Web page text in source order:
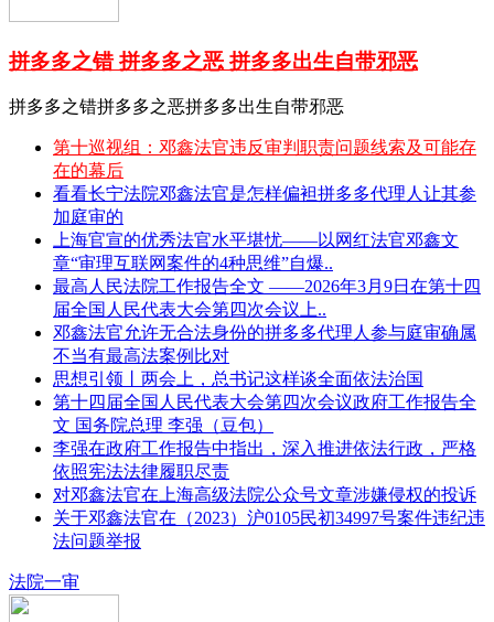
拼多多之错 拼多多之恶 拼多多出生自带邪恶
拼多多之错拼多多之恶拼多多出生自带邪恶
第十巡视组：邓鑫法官违反审判职责问题线索及可能存
在的幕后
看看长宁法院邓鑫法官是怎样偏袒拼多多代理人让其参
加庭审的
上海官宣的优秀法官水平堪忧——以网红法官邓鑫文
章“审理互联网案件的4种思维”自爆..
最高人民法院工作报告全文 ——2026年3月9日在第十四
届全国人民代表大会第四次会议上..
邓鑫法官允许无合法身份的拼多多代理人参与庭审确属
不当有最高法案例比对
思想引领丨两会上，总书记这样谈全面依法治国
第十四届全国人民代表大会第四次会议政府工作报告全
文 国务院总理 李强（豆包）
李强在政府工作报告中指出，深入推进依法行政，严格
依照宪法法律履职尽责
对邓鑫法官在上海高级法院公众号文章涉嫌侵权的投诉
关于邓鑫法官在（2023）沪0105民初34997号案件违纪违
法问题举报
法院一审